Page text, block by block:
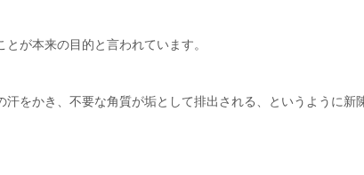
が本来の目的と言われています。
汗をかき、不要な角質が垢として排出される、というように